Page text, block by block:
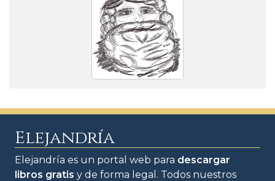
Elejandría
Elejandría es un portal web para descargar
libros gratis y de forma legal. Todos nuestros